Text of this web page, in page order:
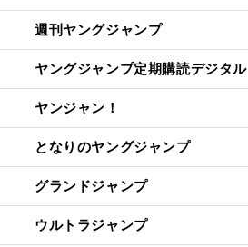
週刊ヤングジャンプ
ヤングジャンプ定期購読デジタル
ヤンジャン！
となりのヤングジャンプ
グランドジャンプ
ウルトラジャンプ